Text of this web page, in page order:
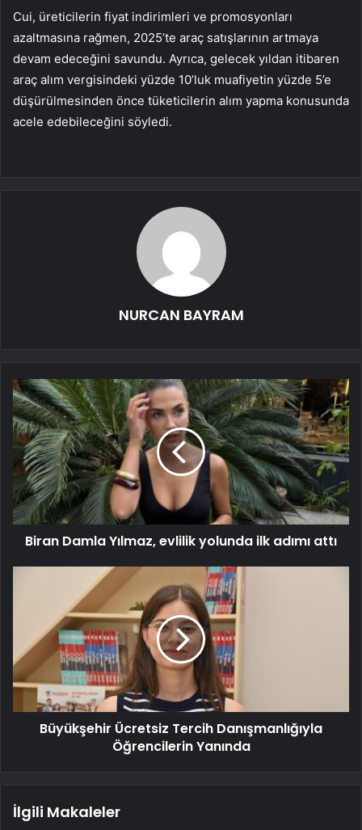
Cui, üreticilerin fiyat indirimleri ve promosyonları
azaltmasına rağmen, 2025’te araç satışlarının artmaya
devam edeceğini savundu. Ayrıca, gelecek yıldan itibaren
araç alım vergisindeki yüzde 10’luk muafiyetin yüzde 5’e
düşürülmesinden önce tüketicilerin alım yapma konusunda
acele edebileceğini söyledi.
NURCAN BAYRAM
Biran Damla Yılmaz, evlilik yolunda ilk adımı attı
Büyükşehir Ücretsiz Tercih Danışmanlığıyla
Öğrencilerin Yanında
İlgili Makaleler